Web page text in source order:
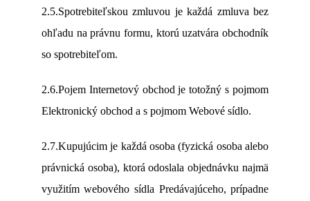
2.5.Spotrebiteľskou zmluvou je každá zmluva bez
ohľadu na právnu formu, ktorú uzatvára obchodník
so spotrebiteľom.
2.6.Pojem Internetový obchod je totožný s pojmom
Elektronický obchod a s pojmom Webové sídlo.
2.7.Kupujúcim je každá osoba (fyzická osoba alebo
právnická osoba), ktorá odoslala objednávku najmä
využitím webového sídla Predávajúceho, prípadne